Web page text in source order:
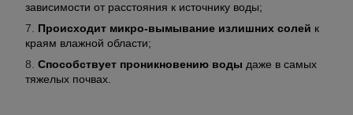
зависимости от расстояния к источнику воды;
Происходит микро-вымывание излишних солей к
краям влажной области;
Способствует проникновению воды даже в самых
тяжелых почвах.